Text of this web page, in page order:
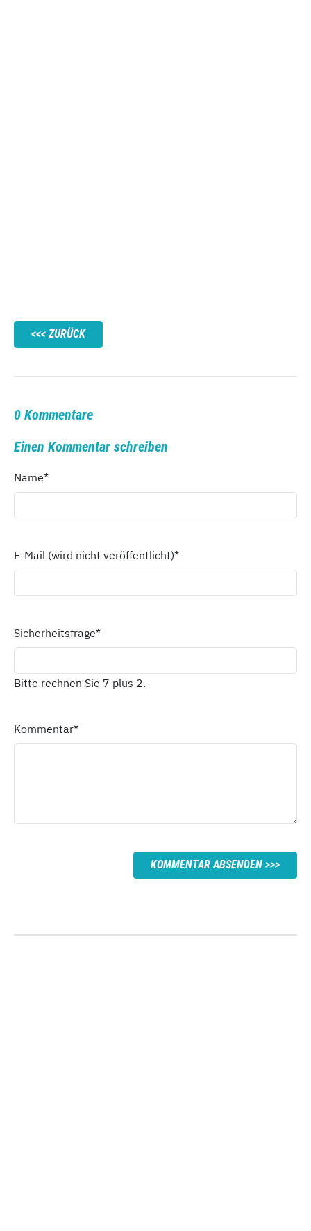
ZURÜCK
0 Kommentare
Einen Kommentar schreiben
Name*
E-Mail (wird nicht veröffentlicht)*
Sicherheitsfrage*
Bitte rechnen Sie 7 plus 2.
Kommentar*
KOMMENTAR ABSENDEN